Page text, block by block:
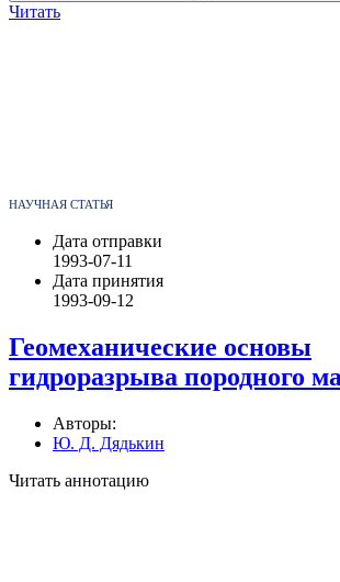
Читать
НАУЧНАЯ СТАТЬЯ
Дата отправки
1993-07-11
Дата принятия
1993-09-12
Геомеханические основы
гидроразрыва породного
Авторы:
Ю. Д. Дядькин
Читать аннотацию